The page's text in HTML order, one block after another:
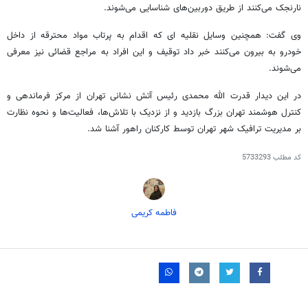
نارنجک می‌کنند از طریق دوربین‌های شناسایی می‌شوند.
وی گفت: همچنین وسایل نقلیه ایکه اقدام به پرتاب مواد محترقه از داخل
خودرو به بیرون می‌کنند خبر داد توقیف و این افراد به مراجع قضائی نیز معرفی
می‌شوند.
در این دیدار قدرت الله محمدی رئیس آتش نشانی تهران از مرکز فرماندهی و
کنترل هوشمند تهران بزرگ بازدید و از نزدیک با تلاش‌ها، فعالیت‌ها و نحوه نظارت
بر مدیریت ترافیک شهر تهران توسط کارکنان راهور آشنا شد.
کد مطلب5733293
فاطمه کریمی